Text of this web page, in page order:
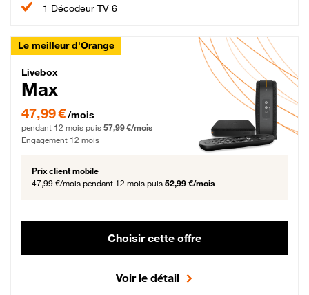
1 Décodeur TV 6
Le meilleur d'Orange
Livebox Max Fibre
Livebox
Max
47,99 € par mois pendant 12 mois puis 57,99 € par mois, Engagement 12 mois
47,99 €/mois
pendant 12 mois puis 57,99 €/mois
Engagement 12 mois
Prix client mobile
47,99 €/mois pendant 12 mois puis 52,99 €/mois
Choisir cette offre
Voir le détail